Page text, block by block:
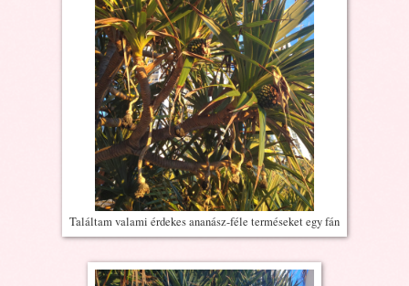
Találtam valami érdekes ananász-féle terméseket egy fán